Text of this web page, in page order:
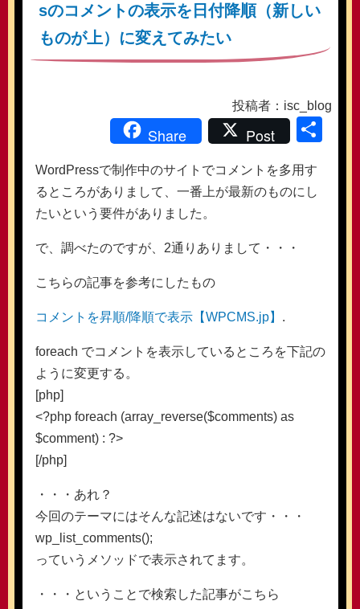
sのコメントの表示を日付降順（新しい
ものが上）に変えてみたい
投稿者：isc_blog
Share Post
共
WordPressで制作中のサイトでコメントを多用す
るところがありまして、一番上が最新のものにし
たいという要件がありました。
で、調べたのですが、2通りありまして・・・
こちらの記事を参考にしたもの
コメントを昇順/降順で表示【WPCMS.jp】 .
foreach でコメントを表示しているところを下記の
ように変更する。
[php]
<?php foreach (array_reverse($comments) as
$comment) : ?>
[/php]
・・・あれ？
今回のテーマにはそんな記述はないです・・・
wp_list_comments();
っていうメソッドで表示されてます。
・・・ということで検索した記事がこちら